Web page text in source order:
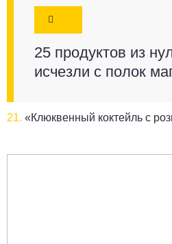
25 продуктов из
исчезли с полок
21. «Клюквенный коктейль с